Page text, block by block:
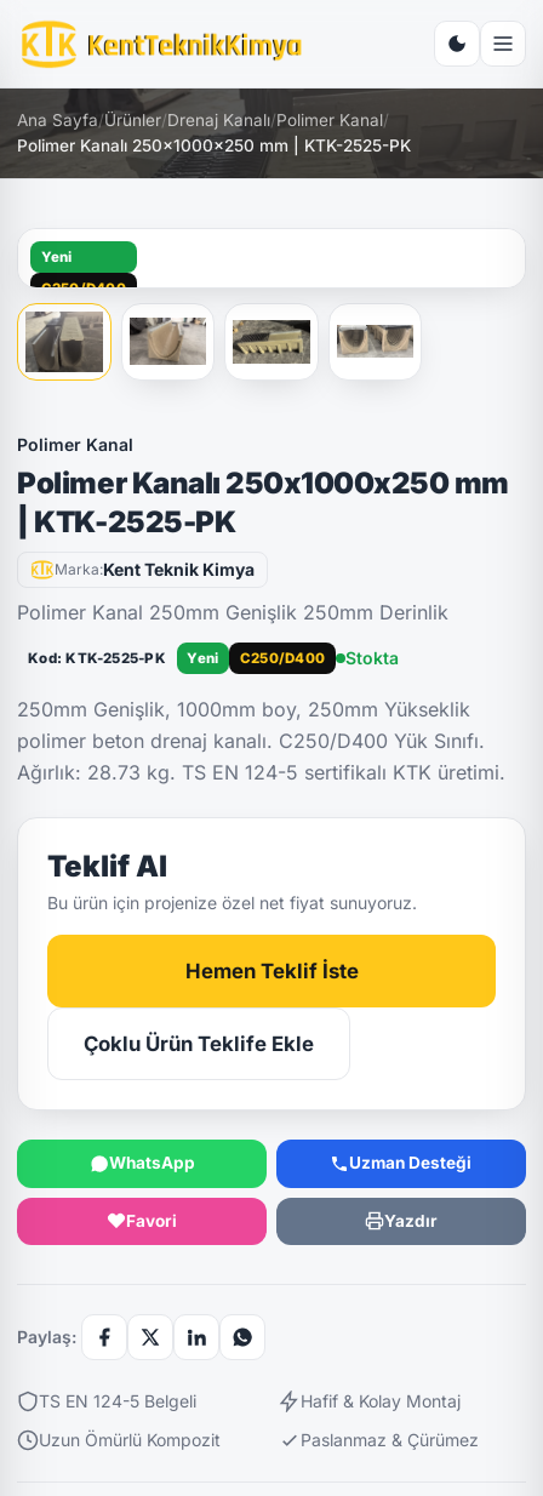
Ana Sayfa/Ürünler/Drenaj Kanalı/Polimer Kanal/
Polimer Kanalı 250x1000x250 mm | KTK-2525-PK
Yeni
C250/D400
Polimer Kanal
Polimer Kanalı 250x1000x250 mm
| KTK-2525-PK
Marka:Kent Teknik Kimya
Polimer Kanal 250mm Genişlik 250mm Derinlik
Kod: KTK-2525-PK Yeni C250/D400 Stokta
250mm Genişlik, 1000mm boy, 250mm Yükseklik
polimer beton drenaj kanalı. C250/D400 Yük Sınıfı.
Ağırlık: 28.73 kg. TS EN 124-5 sertifikalı KTK üretimi.
Teklif Al
Bu ürün için projenize özel net fiyat sunuyoruz.
Hemen Teklif İste
Çoklu Ürün Teklife Ekle
WhatsApp Uzman Desteği
Favori Yazdır
Paylaş:
TS EN 124-5 Belgeli
Hafif & Kolay Montaj
Uzun Ömürlü Kompozit
Paslanmaz & Çürümez